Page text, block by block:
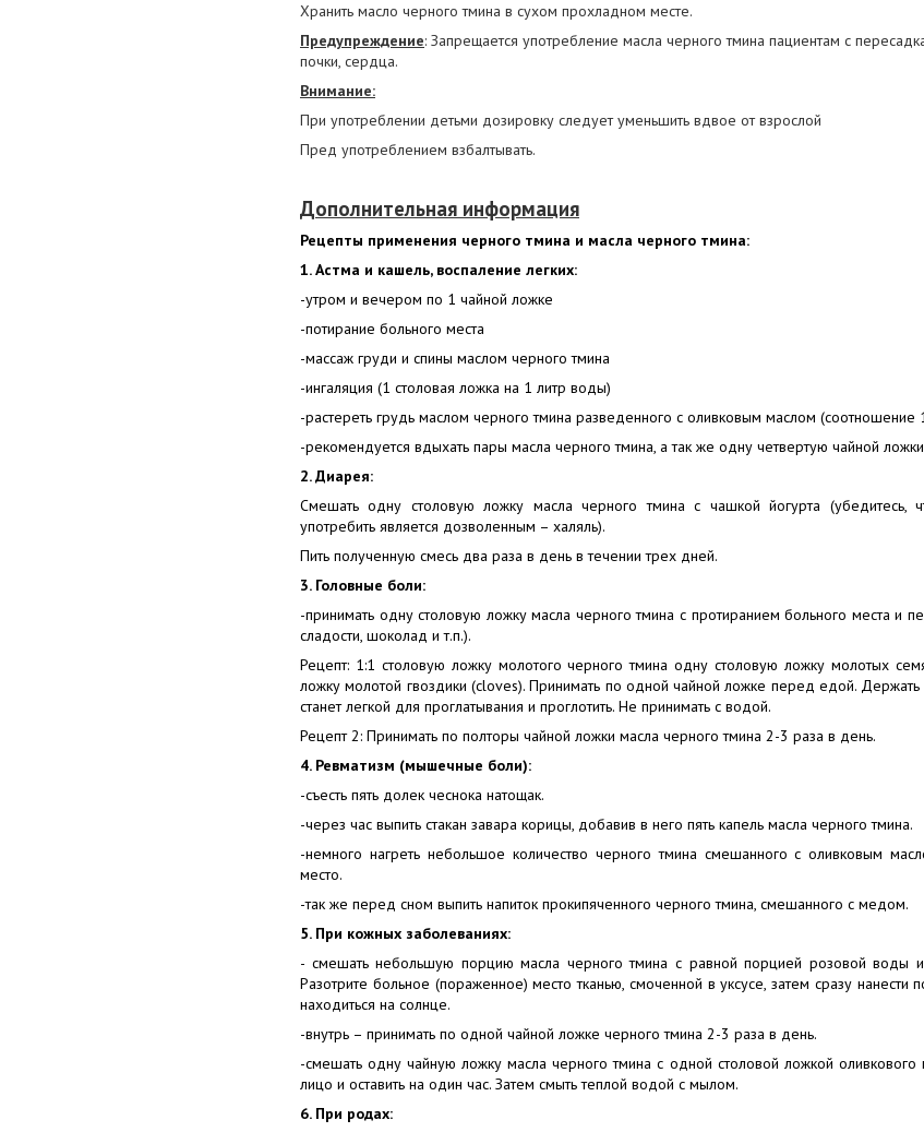
Хранить масло черного тмина в сухом прохладном месте.
Предупреждение: Запрещается употребление масла черного тмина пациентам с
почки, сердца.
Внимание:
При употреблении детьми дозировку следует уменьшить вдвое от взрослой
Пред употреблением взбалтывать.
Дополнительная информация
Рецепты применения черного тмина и масла черного тмина:
1. Астма и кашель, воспаление легких:
-утром и вечером по 1 чайной ложке
-потирание больного места
-массаж груди и спины маслом черного тмина
-ингаляция (1 столовая ложка на 1 литр воды)
-растереть грудь маслом черного тмина разведенного с оливковым маслом (соотношение
-рекомендуется вдыхать пары масла черного тмина, а так же одну четвертую чайной
2. Диарея:
Смешать одну столовую ложку масла черного тмина с чашкой йогурта (убедитесь,
употребить является дозволенным – халяль).
Пить полученную смесь два раза в день в течении трех дней.
3. Головные боли:
-принимать одну столовую ложку масла черного тмина с протиранием больного места и
сладости, шоколад и т.п.).
Рецепт: 1:1 столовую ложку молотого черного тмина одну столовую ложку молотых
ложку молотой гвоздики (cloves). Принимать по одной чайной ложке перед едой.
станет легкой для проглатывания и проглотить. Не принимать с водой.
Рецепт 2: Принимать по полторы чайной ложки масла черного тмина 2-3 раза в день.
4. Ревматизм (мышечные боли):
-съесть пять долек чеснока натощак.
-через час выпить стакан завара корицы, добавив в него пять капель масла черного тмина.
-немного нагреть небольшое количество черного тмина смешанного с оливковым
место.
-так же перед сном выпить напиток прокипяченного черного тмина, смешанного с медом.
5. При кожных заболеваниях:
- смешать небольшую порцию масла черного тмина с равной порцией розовой воды
Разотрите больное (пораженное) место тканью, смоченной в уксусе, затем сразу нанести
находиться на солнце.
-внутрь – принимать по одной чайной ложке черного тмина 2-3 раза в день.
-смешать одну чайную ложку масла черного тмина с одной столовой ложкой оливкового
лицо и оставить на один час. Затем смыть теплой водой с мылом.
6. При родах: